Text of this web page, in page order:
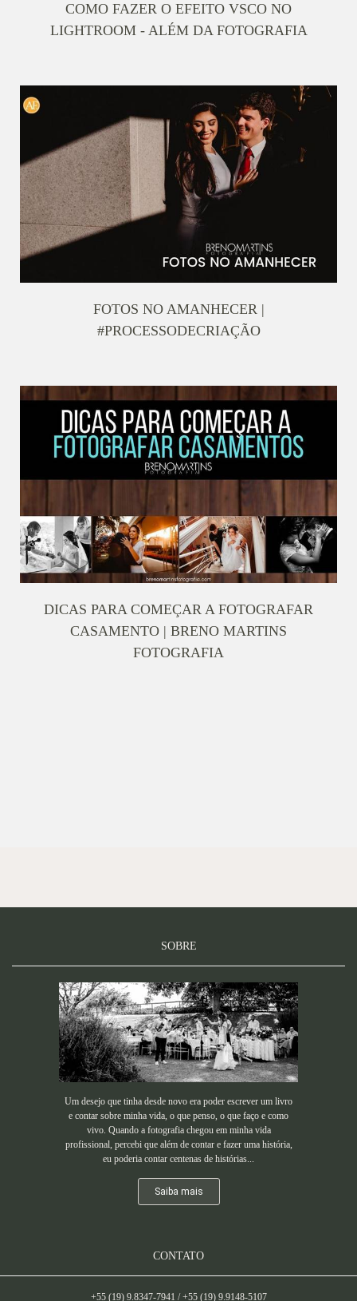
COMO FAZER O EFEITO VSCO NO
LIGHTROOM - ALÉM DA FOTOGRAFIA
FOTOS NO AMANHECER |
#PROCESSODECRIAÇÃO
DICAS PARA COMEÇAR A FOTOGRAFAR
CASAMENTO | BRENO MARTINS
FOTOGRAFIA
SOBRE
Um desejo que tinha desde novo era poder escrever um livro
e contar sobre minha vida, o que penso, o que faço e como
vivo. Quando a fotografia chegou em minha vida
profissional, percebi que além de contar e fazer uma história,
eu poderia contar centenas de histórias...
Saiba mais
CONTATO
+55 (19) 9.8347-7941 / +55 (19) 9.9148-5107